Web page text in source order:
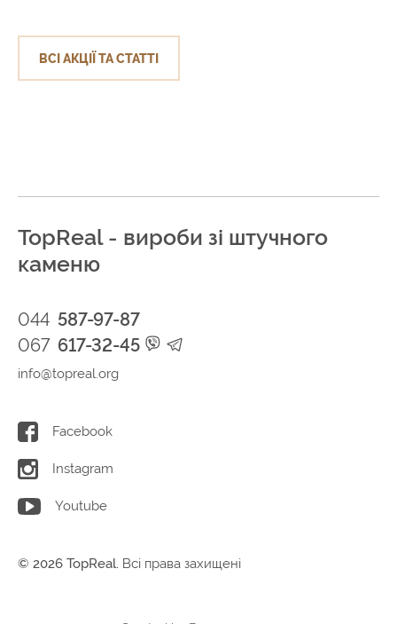
ВСІ АКЦІЇ ТА СТАТТІ
TopReal - вироби зі штучного
каменю
044 587-97-87
067 617-32-45
info@topreal.org
Facebook
Instagram
Youtube
© 2026 TopReal. Всі права захищені